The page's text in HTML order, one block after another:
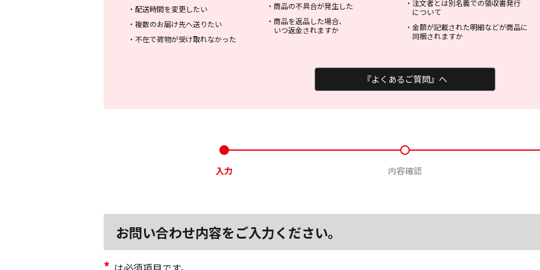
・ 配送時間を変更したい
・ 複数のお届け先へ送りたい
・ 不在で荷物が受け取れなかった
・ 商品の不具合が発生した
・ 商品を返品した場合、
いつ返金されますか
・ 注文者とは別名義での領収書発行
について
・ 金額が記載された明細などが商品に
同梱されますか
『よくあるご質問』へ
入力 内容確認
お問い合わせ内容をご入力ください。